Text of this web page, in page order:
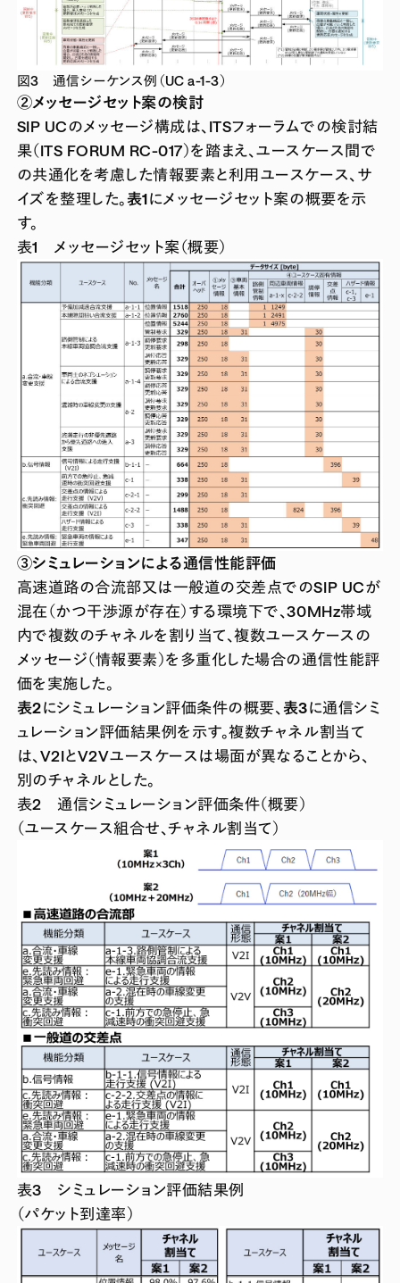
図3 通信シーケンス例（UC a-1-3）
②メッセージセット案の検討
SIP UCのメッセージ構成は、ITSフォーラムでの検討結
果（ITS FORUM RC-017）を踏まえ、ユースケース間で
の共通化を考慮した情報要素と利用ユースケース、サ
イズを整理した。 表1にメッセージセット案の概要を示
す。
表1 メッセージセット案（概要）
③シミュレーションによる通信性能評価
高速道路の合流部又は一般道の交差点でのSIP UCが
混在（かつ干渉源が存在）する環境下で、30MHz帯域
内で複数のチャネルを割り当て、複数ユースケースの
メッセージ（情報要素）を多重化した場合の通信性能評
価を実施した。
表2にシミュレーション評価条件の概要、 表3に通信シミ
ュレーション評価結果例を示す。複数チャネル割当て
は、V2IとV2Vユースケースは場面が異なることから、
別のチャネルとした。
表2 通信シミュレーション評価条件（概要）
（ユースケース組合せ、チャネル割当て）
表3 シミュレーション評価結果例
（パケット到達率）